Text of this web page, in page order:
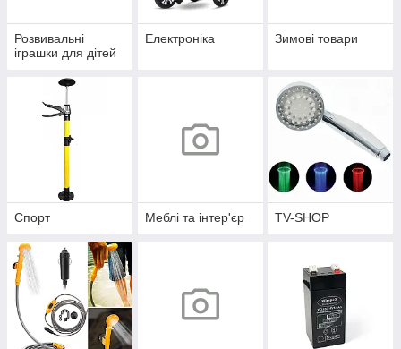
Розвивальні
іграшки для дітей
Електроніка Зимові товари
Спорт Меблі та інтер'єр TV-SHOP